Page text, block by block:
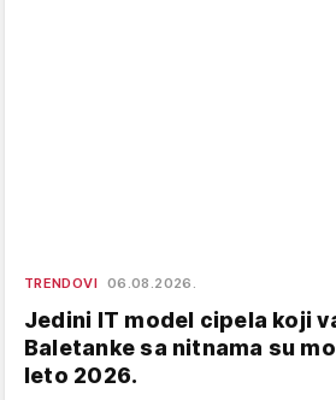
TRENDOVI 06.08.2026.
Jedini IT model cipela koji
Baletanke sa nitnama su
leto 2026.